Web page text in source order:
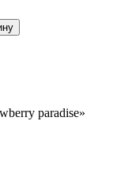
paradise»